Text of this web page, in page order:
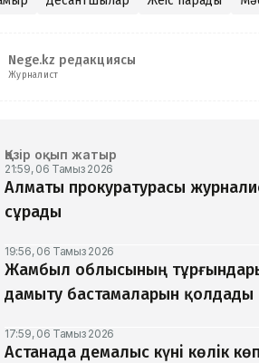
Nege.kz редакциясы
Журналист
Қазір оқып жатыр
21:59, 06 Тамыз 2026
Алматы прокуратурасы
сұрады
19:56, 06 Тамыз 2026
Жамбыл облысының
дамыту бастамаларын қолдады
17:59, 06 Тамыз 2026
Астанада демалыс күні көлік